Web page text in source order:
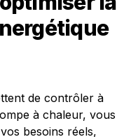
de contrôler à
à chaleur, vous
besoins réels,